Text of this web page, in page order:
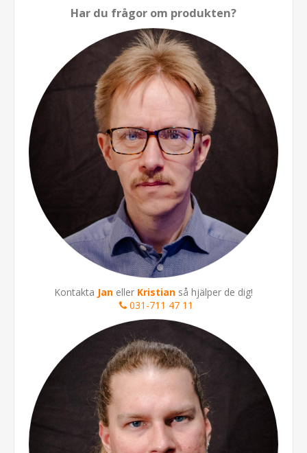
Har du frågor om produkten?
Kontakta Jan eller Kristian så hjälper de dig!
031-711 47 11